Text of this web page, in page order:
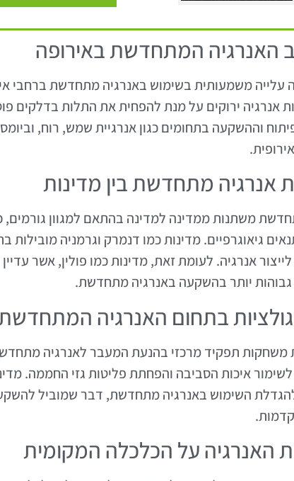
האנרגיה המתחדשת באירופה
עלייה משמעותית בשימוש באנרגיה מתחדשת ברחבי
אנרגיה ירוקים על מנת להפחית את התלות בדלקים
וההשקעה בתחומים כגון אנרגיית שמש, רוח,
אנרגיה מתחדשת בין מדינות
משתנות ממדינה למדינה בהתאם למגוון גורמים,
גיאוגרפיים. מדינות כמו דנמרק וגרמניה
אנרגיה. לעומת זאת, מדינות כמו פולין, אשר
גבוהות יותר בהשקעה באנרגיה מתחדשת.
בתחום האנרגיה
משחקות תפקיד מרכזי בהנעת המעבר לאנרגיה
איכות הסביבה והפחתת פליטות גזי החממה.
השימוש באנרגיה מתחדשת, דבר שמוביל
האנרגיה על הכלכלה המקומית